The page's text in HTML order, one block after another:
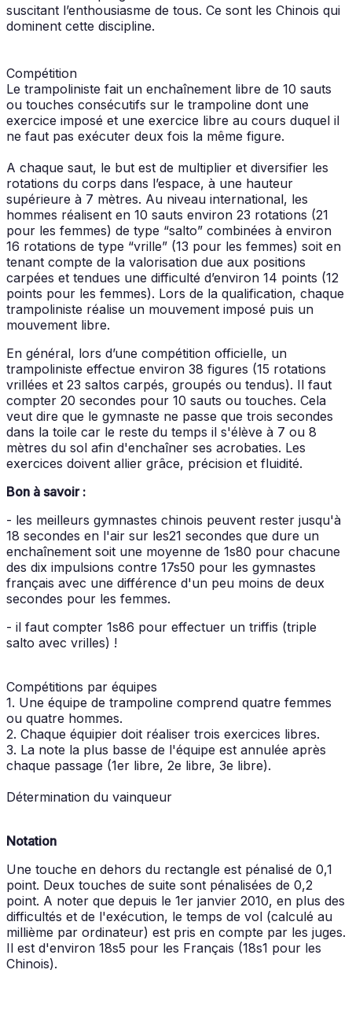
suscitant l’enthousiasme de tous. Ce sont les Chinois qui
dominent cette discipline.
Compétition
Le trampoliniste fait un enchaînement libre de 10 sauts
ou touches consécutifs sur le trampoline dont une
exercice imposé et une exercice libre au cours duquel il
ne faut pas exécuter deux fois la même figure.
A chaque saut, le but est de multiplier et diversifier les
rotations du corps dans l’espace, à une hauteur
supérieure à 7 mètres. Au niveau international, les
hommes réalisent en 10 sauts environ 23 rotations (21
pour les femmes) de type “salto” combinées à environ
16 rotations de type “vrille” (13 pour les femmes) soit en
tenant compte de la valorisation due aux positions
carpées et tendues une difficulté d’environ 14 points (12
points pour les femmes). Lors de la qualification, chaque
trampoliniste réalise un mouvement imposé puis un
mouvement libre.
En général, lors d’une compétition officielle, un
trampoliniste effectue environ 38 figures (15 rotations
vrillées et 23 saltos carpés, groupés ou tendus). Il faut
compter 20 secondes pour 10 sauts ou touches. Cela
veut dire que le gymnaste ne passe que trois secondes
dans la toile car le reste du temps il s'élève à 7 ou 8
mètres du sol afin d'enchaîner ses acrobaties. Les
exercices doivent allier grâce, précision et fluidité.
Bon à savoir :
- les meilleurs gymnastes chinois peuvent rester jusqu'à
18 secondes en l'air sur les21 secondes que dure un
enchaînement soit une moyenne de 1s80 pour chacune
des dix impulsions contre 17s50 pour les gymnastes
français avec une différence d'un peu moins de deux
secondes pour les femmes.
- il faut compter 1s86 pour effectuer un triffis (triple
salto avec vrilles) !
Compétitions par équipes
1. Une équipe de trampoline comprend quatre femmes
ou quatre hommes.
2. Chaque équipier doit réaliser trois exercices libres.
3. La note la plus basse de l'équipe est annulée après
chaque passage (1er libre, 2e libre, 3e libre).
Détermination du vainqueur
Notation
Une touche en dehors du rectangle est pénalisé de 0,1
point. Deux touches de suite sont pénalisées de 0,2
point. A noter que depuis le 1er janvier 2010, en plus des
difficultés et de l'exécution, le temps de vol (calculé au
millième par ordinateur) est pris en compte par les juges.
Il est d'environ 18s5 pour les Français (18s1 pour les
Chinois).